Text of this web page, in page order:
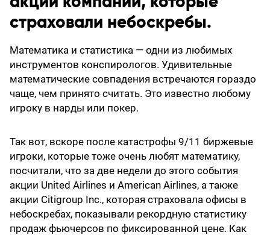
страховали небоскребы.
Математика и статистика — одни из любимых
инструментов конспирологов. Удивительные
математические совпадения встречаются гораздо
чаще, чем принято считать. Это известно любому
игроку в нарды или покер.
Так вот, вскоре после катастрофы 9/11 биржевые
игроки, которые тоже очень любят математику,
посчитали, что за две недели до этого события
акции United Airlines и American Airlines, а также
акции Citigroup Inc., которая страховала офисы в
небоскребах, показывали рекордную статистику
продаж фьючерсов по фиксированной цене. Как